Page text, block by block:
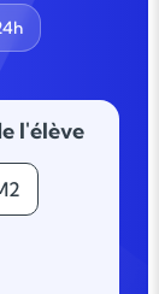
l'élève